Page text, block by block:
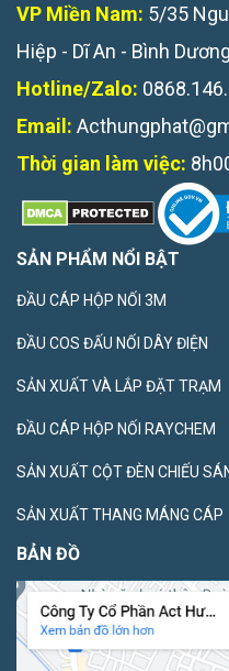
VP Miền Nam: 5/35
Hiệp - Dĩ An - Bình Dương
Hotline/Zalo:
Email:
Thời gian làm việc:
SẢN PHẨM NỔI BẬT
ĐẦU CÁP HỘP NỐI 3M
ĐẦU COS ĐẤU NỐI DÂY ĐIỆN
SẢN XUẤT VÀ LẮP ĐẶT TRẠM
ĐẦU CÁP HỘP NỐI RAYCHEM
SẢN XUẤT CỘT ĐÈN CHIẾU
SẢN XUẤT THANG MÁNG CÁP
BẢN ĐỒ